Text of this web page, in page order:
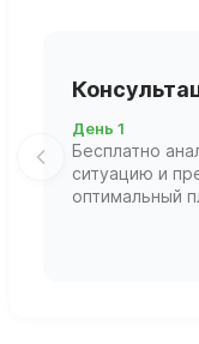
День 1
Бесплатно
ситуацию и
оптимальный